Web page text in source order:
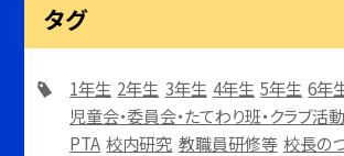
タグ
1年生 2年生 3年生 4年生 5年生 6年
児童会・委員会・たてわり班・クラブ活動
PTA 校内研究 教職員研修等 校長の